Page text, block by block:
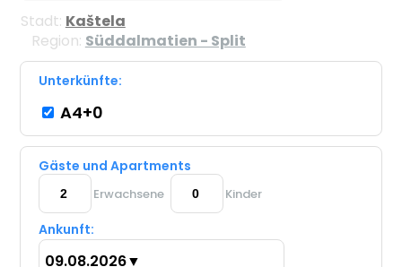
Stadt: Kaštela
Region: Süddalmatien - Split
Unterkünfte:
A4+0
Gäste und Apartments
Erwachsene Kinder
Ankunft:
09.08.2026▼